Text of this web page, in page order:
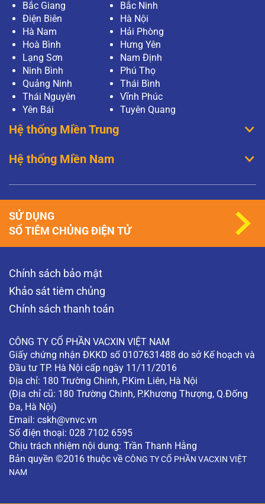
Bắc Giang
Bắc Ninh
Điện Biên
Hà Nội
Hà Nam
Hải Phòng
Hoà Bình
Hưng Yên
Lạng Sơn
Nam Định
Ninh Bình
Phú Thọ
Quảng Ninh
Thái Bình
Thái Nguyên
Vĩnh Phúc
Yên Bái
Tuyên Quang
Hệ thống Miền Trung
Hệ thống Miền Nam
Chính sách bảo mật
Khảo sát tiêm chủng
Chính sách thanh toán
CÔNG TY CỔ PHẦN VACXIN VIỆT NAM
Giấy chứng nhận ĐKKD số 0107631488 do sở Kế hoạch và
Đầu tư TP. Hà Nội cấp ngày 11/11/2016
Địa chỉ: 180 Trường Chinh, P.Kim Liên, Hà Nội
(Địa chỉ cũ: 180 Trường Chinh, P.Khương Thượng, Q.Đống
Đa, Hà Nội)
Email: cskh@vnvc.vn
Số điện thoại: 028 7102 6595
Chịu trách nhiệm nội dung: Trần Thanh Hằng
Bản quyền ©2016 thuộc về CÔNG TY CỔ PHẦN VACXIN VIỆT
NAM
SỬ DỤNG
SỔ TIÊM CHỦNG ĐIỆN TỬ